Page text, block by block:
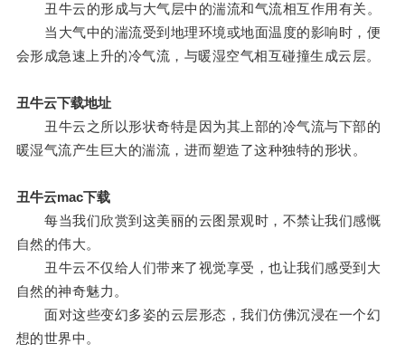
丑牛云的形成与大气层中的湍流和气流相互作用有关。
当大气中的湍流受到地理环境或地面温度的影响时，便
会形成急速上升的冷气流，与暖湿空气相互碰撞生成云层。
丑牛云下载地址
丑牛云之所以形状奇特是因为其上部的冷气流与下部的
暖湿气流产生巨大的湍流，进而塑造了这种独特的形状。
丑牛云mac下载
每当我们欣赏到这美丽的云图景观时，不禁让我们感慨
自然的伟大。
丑牛云不仅给人们带来了视觉享受，也让我们感受到大
自然的神奇魅力。
面对这些变幻多姿的云层形态，我们仿佛沉浸在一个幻
想的世界中。